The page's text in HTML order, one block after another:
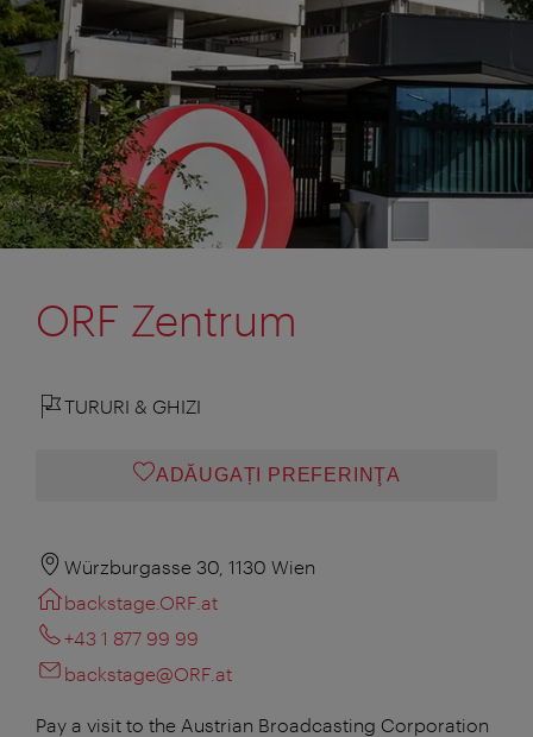
ORF Zentrum
TURURI & GHIZI
ADĂUGAȚI PREFERINŢA
Würzburgasse 30, 1130 Wien
backstage.ORF.at
+43 1 877 99 99
backstage@ORF.at
Pay a visit to the Austrian Broadcasting Corporation